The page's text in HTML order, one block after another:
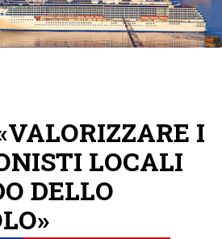
I
LOCALI
DELLO